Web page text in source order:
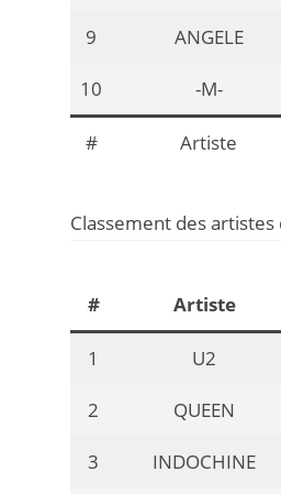
9 ANGELE
10 -M-
# Artiste
Classement des
# Artiste
1 U2
2 QUEEN
3 INDOCHINE